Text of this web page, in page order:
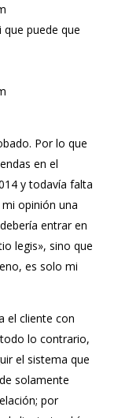
puede que
Por lo que
en el
y todavía falta
opinión una
entrar en
legis», sino que
es solo mi
el cliente con
lo contrario,
el sistema que
solamente
por